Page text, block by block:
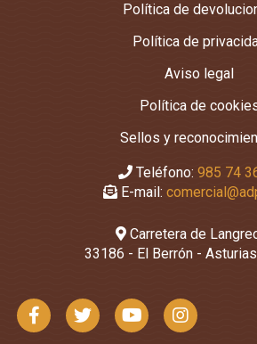
Política de
Política de
Aviso legal
Política de
Sellos y
Teléfono: 985 74
E-mail:
Carretera de
33186 - El Berrón -